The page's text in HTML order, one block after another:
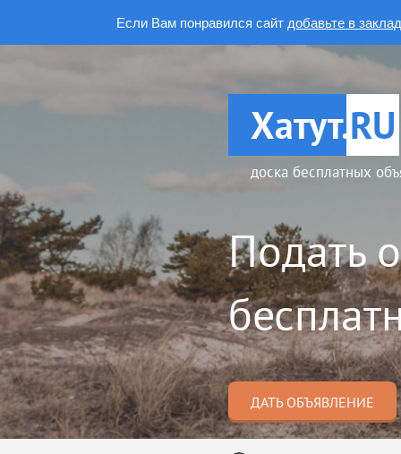
Если Вам понравился сайт добавьте в
Хатут.RU
доска бесплатных
Подать
ДАТЬ ОБЪЯВЛЕНИЕ